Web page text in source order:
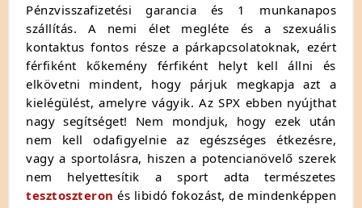
Pénzvisszafizetési garancia és 1 munkanapos
szállítás. A nemi élet megléte és a szexuális
kontaktus fontos része a párkapcsolatoknak, ezért
férfiként kőkemény férfiként helyt kell állni és
elkövetni mindent, hogy párjuk megkapja azt a
kielégülést, amelyre vágyik. Az SPX ebben nyújthat
nagy segítséget! Nem mondjuk, hogy ezek után
nem kell odafigyelnie az egészséges étkezésre,
vagy a sportolásra, hiszen a potencianövelő szerek
nem helyettesítik a sport adta természetes
tesztoszteron és libidó fokozást, de mindenképpen